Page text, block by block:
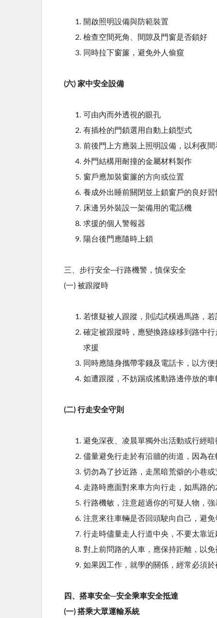
開啟照明設備與防範裝置
檢查空間死角、間隙及門窗是否鎖好
同時拉下窗簾，避免外人偷窺
(六) 家中安全設備
可由內而外透視的眼孔
有插栓的門鎖選用自動上鎖型式
前後門上方應裝上照明設備，以利夜間
外門結構用耐撞的金屬材料製作
窗戶應加裝窗簾的方向或位置
養成外出睡前關閉並上鎖窗戶的良好習
床邊另外裝設一架備用的電話機
求援的個人警報器
陽台後門應隨時上鎖
三、步行安全─行路機警，慎保安全
(一) 被跟蹤時
若懷疑被人跟蹤，則試試橫過馬路，
確定被跟蹤時，應變換路線移到路中
求援
同時應隨身攜帶零錢及電話卡，以方
如遭跟蹤，不妨踢或搖動路邊停放的
(二) 行走安全守則
避免深夜、凌晨單獨外出活動或行經
儘量避免行走於有沿牆的街道，因為
切勿為了抄近路，走黑暗荒僻的小巷
走路時應面對來車方向行走，如馬路的
行路機敏，注意超過你的可疑人物，
注意來往車輛是否回頭駛向自己，避
行走時儘量走人行道中央，不要太靠
對上前問路的人車，應保持距離，以免
如果因工作，就學的關係，經常必須
四、搭車安全─安全乘車安全抵達
(一) 搭乘大眾運輸系統